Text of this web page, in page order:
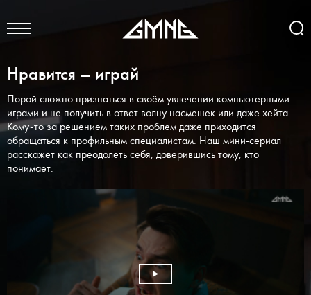
Нравится – играй
Порой сложно признаться в своём увлечении компьютерными
играми и не получить в ответ волну насмешек или даже хейта.
Кому-то за решением таких проблем даже приходится
обращаться к профильным специалистам. Наш мини-сериал
расскажет как преодолеть себя, доверившись тому, кто
понимает.